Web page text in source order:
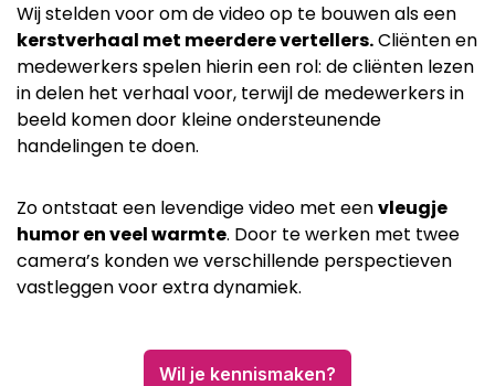
Wij stelden voor om de video op te bouwen als een
kerstverhaal met meerdere vertellers.Cliënten en
medewerkers spelen hierin een rol: de cliënten lezen
in delen het verhaal voor, terwijl de medewerkers in
beeld komen door kleine ondersteunende
handelingen te doen.
Zo ontstaat een levendige video met eenvleugje
humor en veel warmte. Door te werken met twee
camera’s konden we verschillende perspectieven
vastleggen voor extra dynamiek.
Wil je kennismaken?